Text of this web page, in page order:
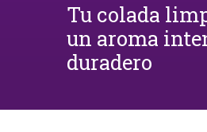
Tu colada
un aroma
duradero